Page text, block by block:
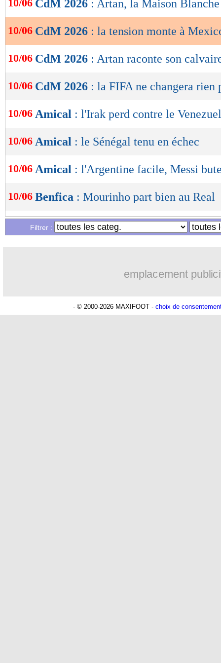
de
OK
10/06 CdM 2026 : Artan, la Maison
10/06 CdM 2026 : la tension monte à
10/06 CdM 2026 : Artan raconte son
10/06 CdM 2026 : la FIFA ne changera rien
10/06 Amical : l'Irak perd contre le
10/06 Amical : le Sénégal tenu en échec
10/06 Amical : l'Argentine facile, Messi
10/06 Benfica : Mourinho part bien au Real
Liste des brèves du mar. 9 juin 2026
Filtrer :
emplacement
- © 2000-2026 MAXIFOOT - choix de